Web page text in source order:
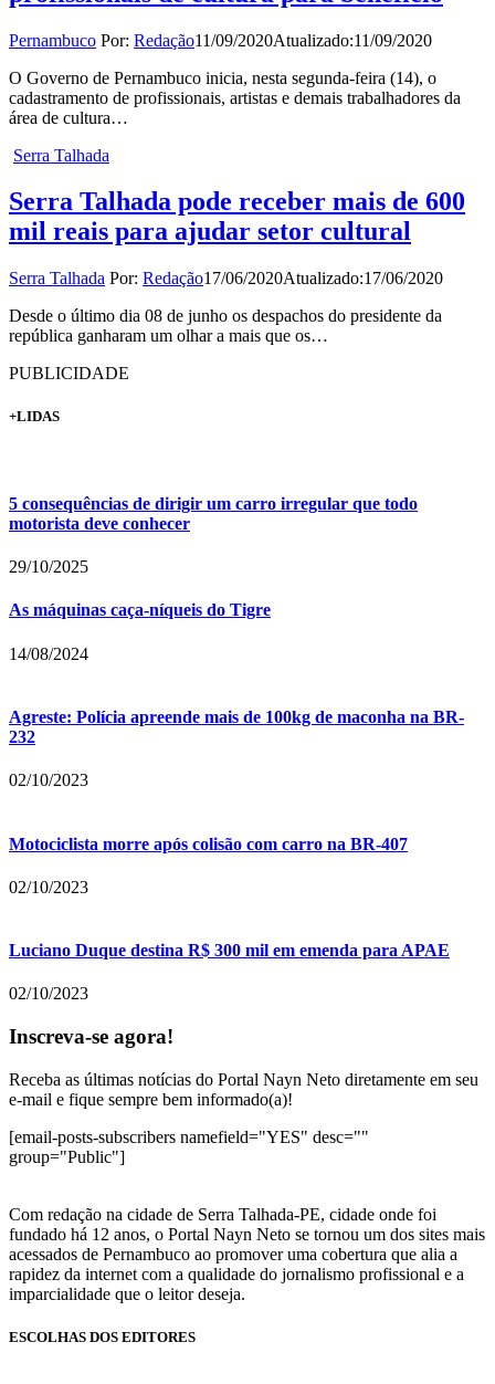
Pernambuco Por: Redação11/09/2020Atualizado:11/09/2020
O Governo de Pernambuco inicia, nesta segunda-feira (14), o
cadastramento de profissionais, artistas e demais trabalhadores da
área de cultura…
Serra Talhada
Serra Talhada pode receber mais de 600
mil reais para ajudar setor cultural
Serra Talhada Por: Redação17/06/2020Atualizado:17/06/2020
Desde o último dia 08 de junho os despachos do presidente da
república ganharam um olhar a mais que os…
PUBLICIDADE
+LIDAS
5 consequências de dirigir um carro irregular que todo
motorista deve conhecer
29/10/2025
As máquinas caça-níqueis do Tigre
14/08/2024
Agreste: Polícia apreende mais de 100kg de maconha na BR-
232
02/10/2023
Motociclista morre após colisão com carro na BR-407
02/10/2023
Luciano Duque destina R$ 300 mil em emenda para APAE
02/10/2023
Inscreva-se agora!
Receba as últimas notícias do Portal Nayn Neto diretamente em seu
e-mail e fique sempre bem informado(a)!
[email-posts-subscribers namefield="YES" desc=""
group="Public"]
Com redação na cidade de Serra Talhada-PE, cidade onde foi
fundado há 12 anos, o Portal Nayn Neto se tornou um dos sites mais
acessados de Pernambuco ao promover uma cobertura que alia a
rapidez da internet com a qualidade do jornalismo profissional e a
imparcialidade que o leitor deseja.
ESCOLHAS DOS EDITORES